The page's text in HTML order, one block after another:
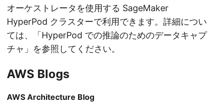
オーケストレータを使用する SageMaker
HyperPod クラスターで利用できます。詳細につい
ては、「HyperPod での推論のためのデータキャプ
チャ」を参照してください。
AWS Blogs
AWS Architecture Blog